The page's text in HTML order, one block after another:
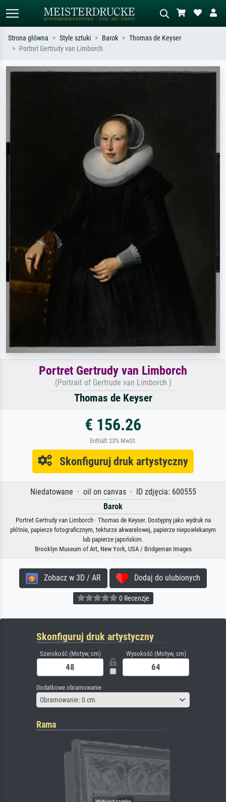
Szukaj wg artysty, tytułu lub stylu – np.
Opisz scenę – np. zielona łąka,
Strona główna Style sztuki Barok
Thomas de Keyser
Portret Gertrudy van Limborch
Portret Gertrudy van Limborch
(Portrait of Gertrude van Limborch )
Thomas de Keyser
€ 156.26
Enthält 23% MwSt.
Skonfiguruj druk artystyczny
Niedatowane · oil on canvas · ID zdjęcia: 600555
Barok
Portret Gertrudy van Limborch · Thomas de Keyser. Dostępny jako wydruk na
płótnie, papierze fotograficznym, tekturze akwarelowej, papierze niepowlekanym
lub papierze japońskim.
Brooklyn Museum of Art, New York, USA / Bridgeman Images
Zobacz w 3D / AR Dodaj do ulubionych
0 Recenzje
Skonfiguruj druk artystyczny
Szerokość (Motyw, cm) Wysokość (Motyw, cm)
Dodatkowe obramowanie
Obramowanie: 0 cm
Rama